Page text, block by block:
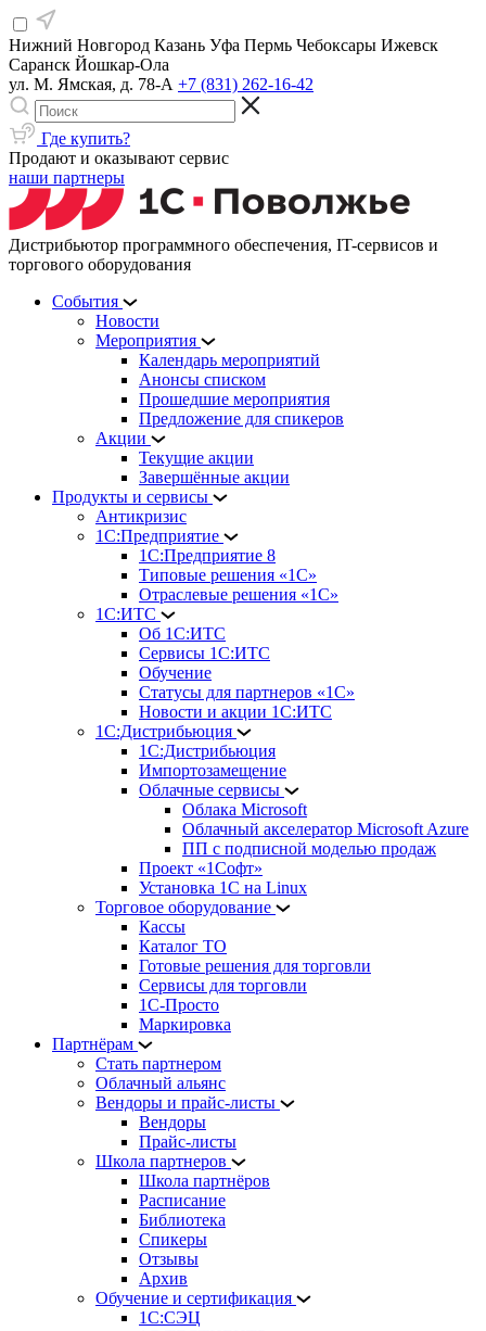
Нижний Новгород Казань Уфа Пермь Чебоксары Ижевск
Саранск Йошкар-Ола
ул. М. Ямская, д. 78-А +7 (831) 262-16-42
Где купить?
Продают и оказывают сервис
наши партнеры
Дистрибьютор программного обеспечения, IT-сервисов и
торгового оборудования
События
Новости
Мероприятия
Календарь мероприятий
Анонсы списком
Прошедшие мероприятия
Предложение для спикеров
Акции
Текущие акции
Завершённые акции
Продукты и сервисы
Антикризис
1С:Предприятие
1С:Предприятие 8
Типовые решения «1С»
Отраслевые решения «1С»
1С:ИТС
Об 1С:ИТС
Сервисы 1С:ИТС
Обучение
Статусы для партнеров «1С»
Новости и акции 1С:ИТС
1С:Дистрибьюция
1С:Дистрибьюция
Импортозамещение
Облачные сервисы
Облака Microsoft
Облачный акселератор Microsoft Azure
ПП с подписной моделью продаж
Проект «1Софт»
Установка 1С на Linux
Торговое оборудование
Кассы
Каталог ТО
Готовые решения для торговли
Сервисы для торговли
1С-Просто
Маркировка
Партнёрам
Стать партнером
Облачный альянс
Вендоры и прайс-листы
Вендоры
Прайс-листы
Школа партнеров
Школа партнёров
Расписание
Библиотека
Спикеры
Отзывы
Архив
Обучение и сертификация
1С:СЭЦ